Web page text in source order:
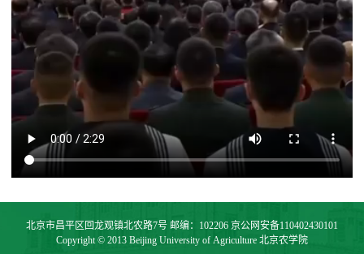
北京市昌平区回龙观镇北农路7号 邮编：102206 京公网安备110402430101
Copyright © 2013 Beijing University of Agriculture 北京农学院